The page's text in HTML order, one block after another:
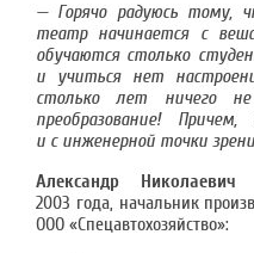
— Горячо радуюсь тому,
театр начинается с
обучаются столько
и учиться нет
столько лет ничего
преобразование!
и с инженерной точки
Александр Николаевич
2003 года, начальник
ООО «Спецавтохозяйство»: